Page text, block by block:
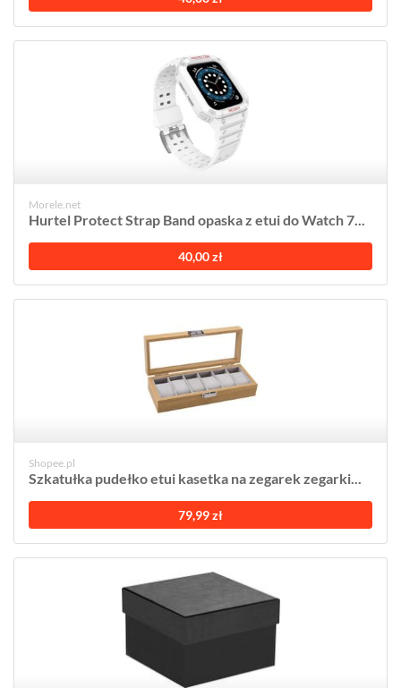
Morele.net
Hurtel Protect Strap Band opaska z etui do Watch 7...
40,00 zł
Shopee.pl
Szkatułka pudełko etui kasetka na zegarek zegarki...
79,99 zł